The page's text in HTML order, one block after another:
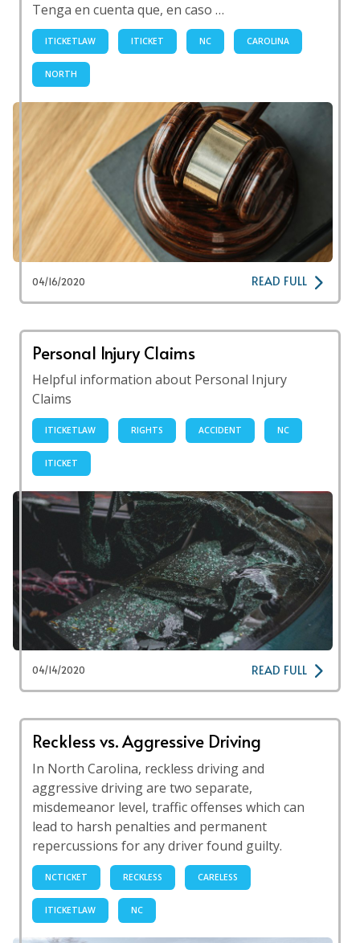
Tenga en cuenta que, en caso …
ITICKETLAW ITICKET NC CAROLINA
NORTH
04/16/2020 READ FULL
Personal Injury Claims
Helpful information about Personal Injury
Claims
ITICKETLAW RIGHTS ACCIDENT NC
ITICKET
04/14/2020 READ FULL
Reckless vs. Aggressive Driving
In North Carolina, reckless driving and
aggressive driving are two separate,
misdemeanor level, traffic offenses which can
lead to harsh penalties and permanent
repercussions for any driver found guilty.
NCTICKET RECKLESS CARELESS
ITICKETLAW NC